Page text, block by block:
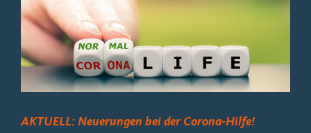
grösseres
Bild
AKTUELL: Neuerungen bei der Corona-Hilfe!